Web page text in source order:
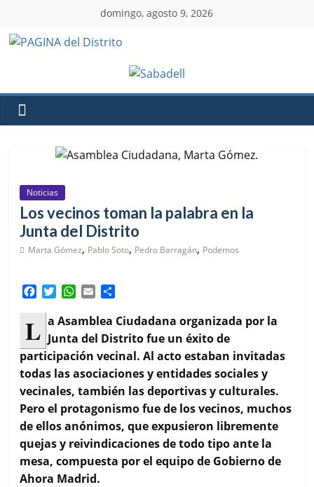
domingo, agosto 9, 2026
Noticias
Los vecinos toman la palabra en la
Junta del Distrito
Marta Gómez, Pablo Soto, Pedro Barragán, Podemos
e
b
o
o
k
i
t
t
e
r
W
a
t
s
A
p
p
a
i
l
m
p
a
r
t
i
r
L a Asamblea Ciudadana organizada por la
Junta del Distrito fue un éxito de
participación vecinal. Al acto estaban invitadas
todas las asociaciones y entidades sociales y
vecinales, también las deportivas y culturales.
Pero el protagonismo fue de los vecinos, muchos
de ellos anónimos, que expusieron libremente
quejas y reivindicaciones de todo tipo ante la
mesa, compuesta por el equipo de Gobierno de
Ahora Madrid.